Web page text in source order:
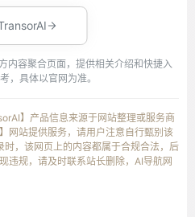
内容聚合页面，提供相关介绍和快捷入
，具体以官网为准。
】产品信息来源于网站整理或服务商
网站提供服务，请用户注意自行甄别该
，该网页上的内容都属于合规合法，后
违规，请及时联系站长删除，AI导航网